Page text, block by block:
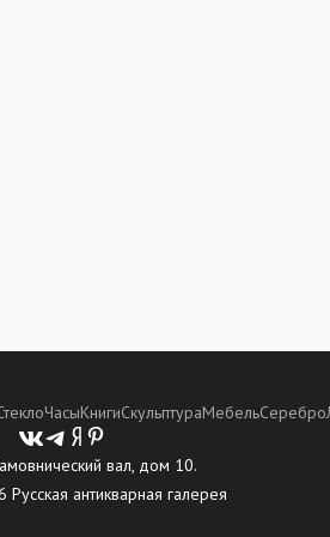
ЧасыКнигиСкульптураМебельСеребро
вал, дом 10.
антикварная галерея